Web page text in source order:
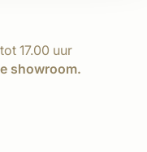
17.00 uur
showroom.